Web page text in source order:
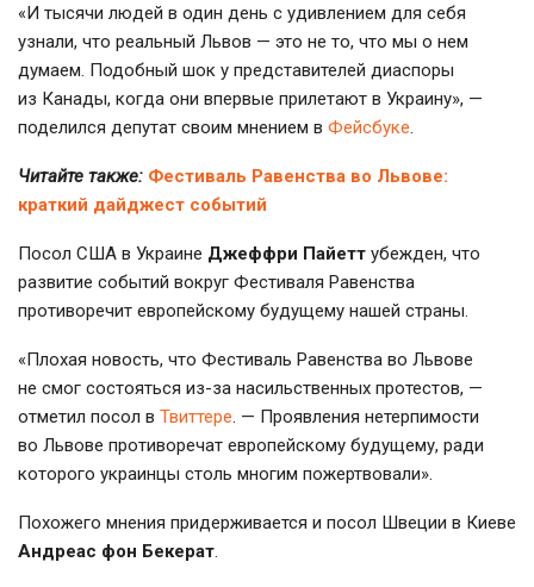
«И тысячи людей в один день с удивлением для себя
узнали, что реальный Львов — это не то, что мы о нем
думаем. Подобный шок у представителей диаспоры
из Канады, когда они впервые прилетают в Украину», —
поделился депутат своим мнением в Фейсбуке.
Читайте также: Фестиваль Равенства во Львове:
краткий дайджест событий
Посол США в Украине Джеффри Пайетт убежден, что
развитие событий вокруг Фестиваля Равенства
противоречит европейскому будущему нашей страны.
«Плохая новость, что Фестиваль Равенства во Львове
не смог состояться из-за насильственных протестов, —
отметил посол в Твиттере. — Проявления нетерпимости
во Львове противоречат европейскому будущему, ради
которого украинцы столь многим пожертвовали».
Похожего мнения придерживается и посол Швеции в Киеве
Андреас фон Бекерат.